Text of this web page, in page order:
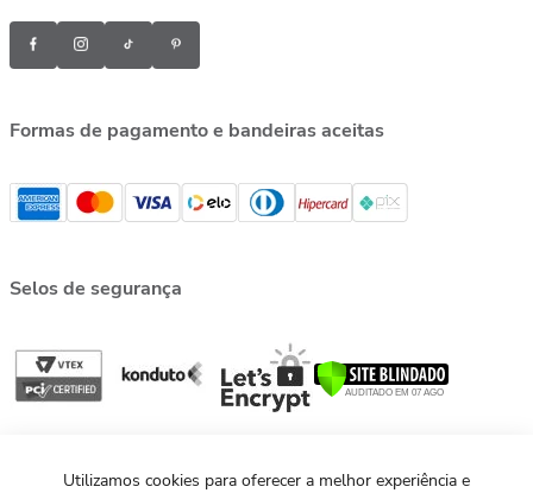
Formas de pagamento e bandeiras aceitas
Selos de segurança
Utilizamos cookies para oferecer a melhor experiência e